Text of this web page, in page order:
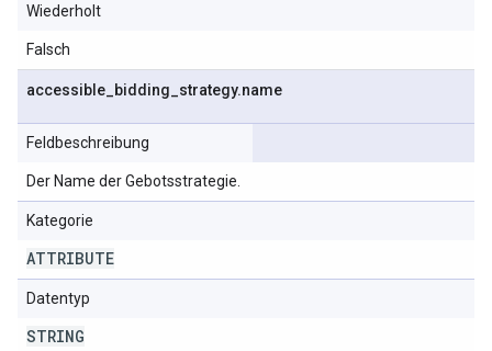
Wiederholt
Falsch
accessible bidding strategy.name
Feldbeschreibung
Der Name der Gebotsstrategie.
Kategorie
ATTRIBUTE
Datentyp
STRING